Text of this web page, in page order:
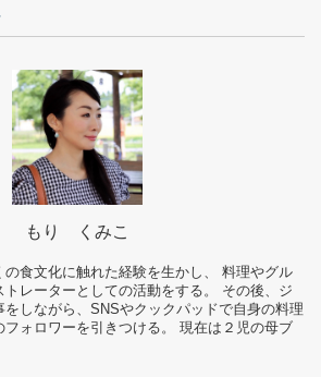
もり くみこ
食文化に触れた経験を生かし、 料理やグル
トレーターとしての活動をする。 その後、ジ
をしながら、SNSやクックパッドで自身の料理
フォロワーを引きつける。 現在は２児の母ブ